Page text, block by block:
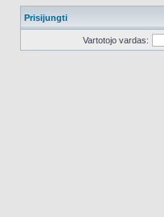
Prisijungti
Vartotojo vardas: